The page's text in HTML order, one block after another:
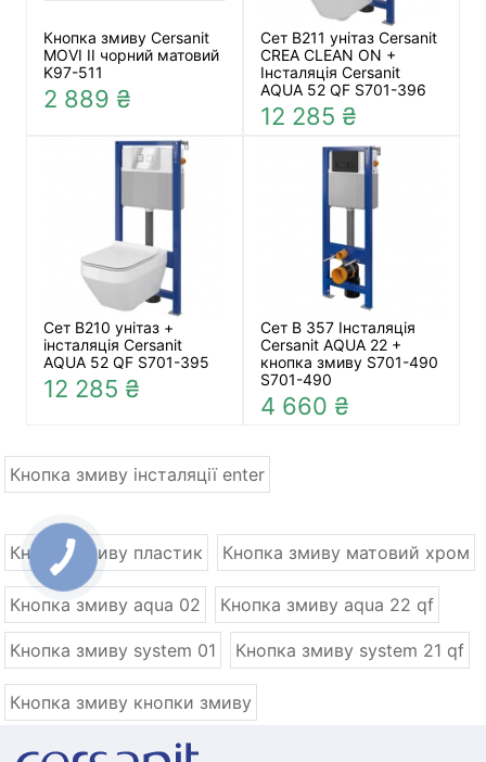
Кнопка змиву Cersanit
MOVI II чорний матовий
K97-511
2 889 ₴
Сет B211 унітаз Cersanit
CREA CLEAN ON +
Інсталяція Cersanit
AQUA 52 QF S701-396
12 285 ₴
Сет В210 унітаз +
інсталяція Cersanit
AQUA 52 QF S701-395
12 285 ₴
Сет В 357 Інсталяція
Cersanit AQUA 22 +
кнопка змиву S701-490
S701-490
4 660 ₴
Кнопка змиву інсталяції enter
Кнопка змиву пластик Кнопка змиву матовий хром
Кнопка змиву aqua 02 Кнопка змиву aqua 22 qf
Кнопка змиву system 01 Кнопка змиву system 21 qf
Кнопка змиву кнопки змиву